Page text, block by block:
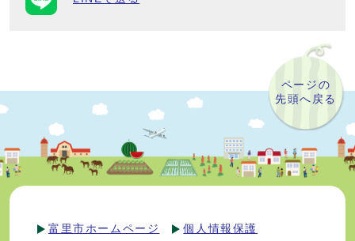
ページの
先頭へ戻る
富里市ホームページ 個人情報保護